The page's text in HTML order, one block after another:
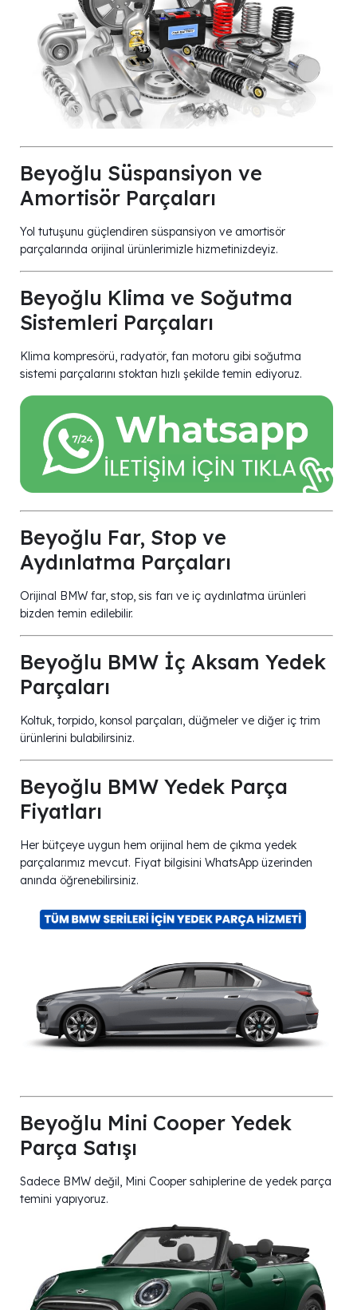
Beyoğlu Süspansiyon ve
Amortisör Parçaları
Yol tutuşunu güçlendiren süspansiyon ve amortisör
parçalarında orijinal ürünlerimizle hizmetinizdeyiz.
Beyoğlu Klima ve Soğutma
Sistemleri Parçaları
Klima kompresörü, radyatör, fan motoru gibi soğutma
sistemi parçalarını stoktan hızlı şekilde temin ediyoruz.
Beyoğlu Far, Stop ve
Aydınlatma Parçaları
Orijinal BMW far, stop, sis farı ve iç aydınlatma ürünleri
bizden temin edilebilir.
Beyoğlu BMW İç Aksam Yedek
Parçaları
Koltuk, torpido, konsol parçaları, düğmeler ve diğer iç trim
ürünlerini bulabilirsiniz.
Beyoğlu BMW Yedek Parça
Fiyatları
Her bütçeye uygun hem orijinal hem de çıkma yedek
parçalarımız mevcut. Fiyat bilgisini WhatsApp üzerinden
anında öğrenebilirsiniz.
Beyoğlu Mini Cooper Yedek
Parça Satışı
Sadece BMW değil, Mini Cooper sahiplerine de yedek parça
temini yapıyoruz.